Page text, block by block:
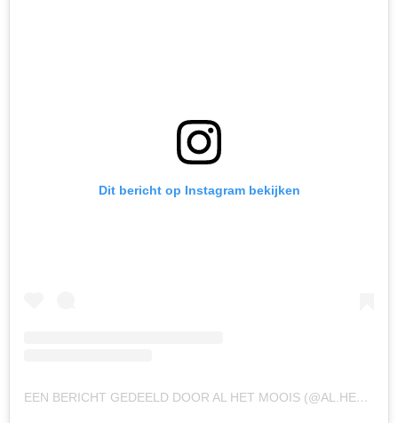
Dit bericht op Instagram bekijken
EEN BERICHT GEDEELD DOOR AL HET MOOIS (@AL.HET.MOOIS)